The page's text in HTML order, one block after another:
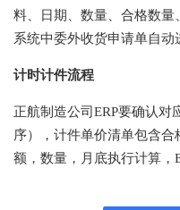
料、日期、数量、合格数量
系统中委外收货申请单自动
计时计件流程
正航制造公司ERP要确认对
序），计件单价清单包含
额，数量，月底执行计算，